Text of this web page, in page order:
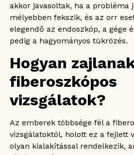
akkor javasoltak, ha a probléma
mélyebben fekszik, és az orr
elegendő az endoszkóp, a gége
pedig a hagyományos tükrözés.
Hogyan
fiberoszkópos
vizsgálatok?
Az emberek többsége fél a
vizsgálatoktól, holott ez a fejlett
olyan kialakítással rendelkezik,